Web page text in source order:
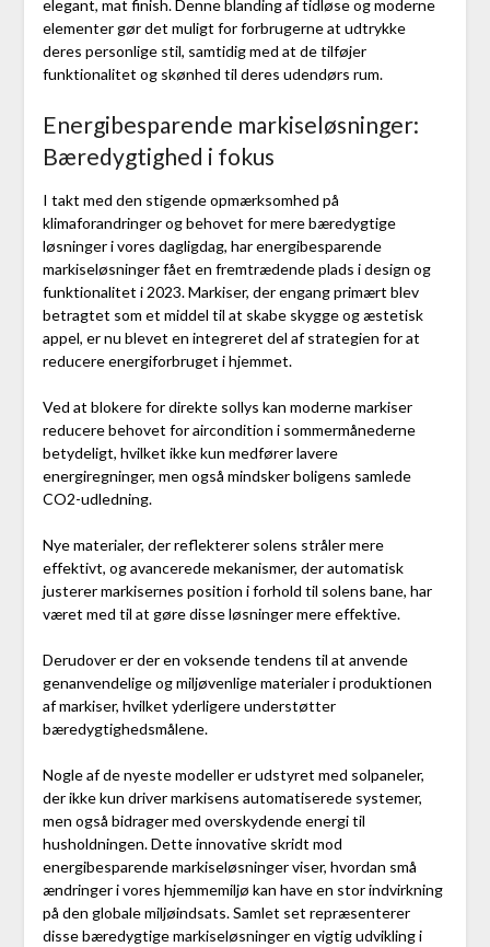
elegant, mat finish. Denne blanding af tidløse og moderne
elementer gør det muligt for forbrugerne at udtrykke
deres personlige stil, samtidig med at de tilføjer
funktionalitet og skønhed til deres udendørs rum.
Energibesparende markiseløsninger:
Bæredygtighed i fokus
I takt med den stigende opmærksomhed på
klimaforandringer og behovet for mere bæredygtige
løsninger i vores dagligdag, har energibesparende
markiseløsninger fået en fremtrædende plads i design og
funktionalitet i 2023. Markiser, der engang primært blev
betragtet som et middel til at skabe skygge og æstetisk
appel, er nu blevet en integreret del af strategien for at
reducere energiforbruget i hjemmet.
Ved at blokere for direkte sollys kan moderne markiser
reducere behovet for aircondition i sommermånederne
betydeligt, hvilket ikke kun medfører lavere
energiregninger, men også mindsker boligens samlede
CO2-udledning.
Nye materialer, der reflekterer solens stråler mere
effektivt, og avancerede mekanismer, der automatisk
justerer markisernes position i forhold til solens bane, har
været med til at gøre disse løsninger mere effektive.
Derudover er der en voksende tendens til at anvende
genanvendelige og miljøvenlige materialer i produktionen
af markiser, hvilket yderligere understøtter
bæredygtighedsmålene.
Nogle af de nyeste modeller er udstyret med solpaneler,
der ikke kun driver markisens automatiserede systemer,
men også bidrager med overskydende energi til
husholdningen. Dette innovative skridt mod
energibesparende markiseløsninger viser, hvordan små
ændringer i vores hjemmemiljø kan have en stor indvirkning
på den globale miljøindsats. Samlet set repræsenterer
disse bæredygtige markiseløsninger en vigtig udvikling i